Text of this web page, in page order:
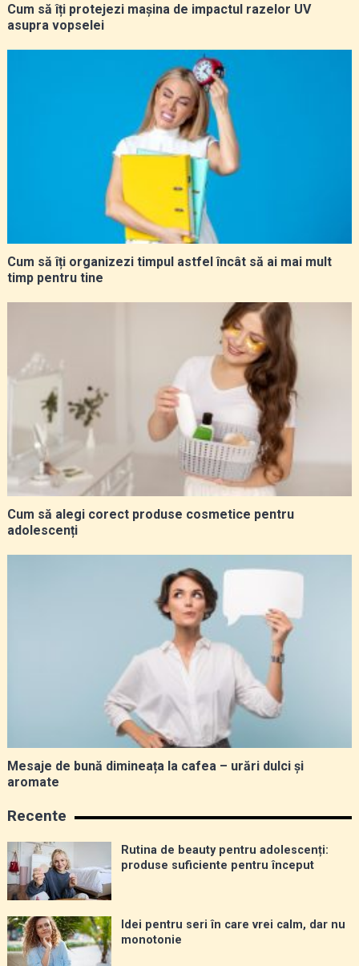
Cum să îți protejezi mașina de impactul razelor UV
asupra vopselei
Cum să îți organizezi timpul astfel încât să ai mai mult
timp pentru tine
Cum să alegi corect produse cosmetice pentru
adolescenți
Mesaje de bună dimineața la cafea – urări dulci și
aromate
Recente
Rutina de beauty pentru adolescenți:
produse suficiente pentru început
Idei pentru seri în care vrei calm, dar nu
monotonie